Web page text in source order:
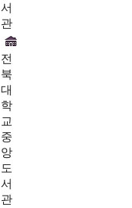
서
관
전
북
대
학
교
중
앙
도
서
관